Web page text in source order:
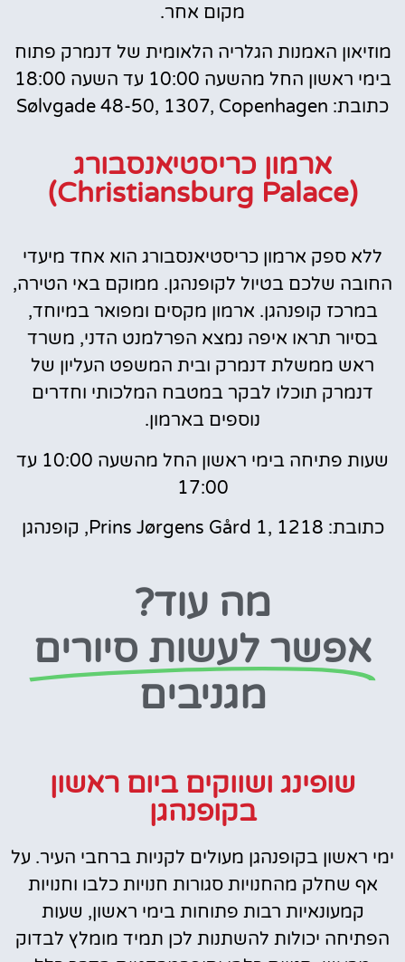
מקום אחר.
מוזיאון האמנות הגלריה הלאומית של דנמרק פתוח
בימי ראשון החל מהשעה 10:00 עד השעה 18:00
כתובת: Sølvgade 48-50, 1307, Copenhagen
ארמון כריסטיאנסבורג
(Christiansburg Palace)
ללא ספק ארמון כריסטיאנסבורג הוא אחד מיעדי
החובה שלכם בטיול לקופנהגן. ממוקם באי הטירה,
במרכז קופנהגן. ארמון מקסים ומפואר במיוחד,
בסיור תראו איפה נמצא הפרלמנט הדני, משרד
ראש ממשלת דנמרק ובית המשפט העליון של
דנמרק תוכלו לבקר במטבח המלכותי וחדרים
נוספים בארמון.
שעות פתיחה בימי ראשון החל מהשעה 10:00 עד
17:00
כתובת: Prins Jørgens Gård 1, 1218, קופנהגן
מה עוד?
אפשר לעשות סיורים
מגניבים
שופינג ושווקים ביום ראשון
בקופנהגן
ימי ראשון בקופנהגן מעולים לקניות ברחבי העיר. על
אף שחלק מהחנויות סגורות חנויות כלבו וחנויות
קמעונאיות רבות פתוחות בימי ראשון, שעות
הפתיחה יכולות להשתנות לכן תמיד מומלץ לבדוק